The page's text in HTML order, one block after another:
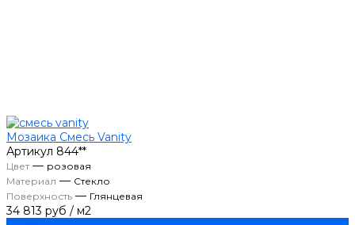
Мозаика Смесь Vanity
Артикул 844**
Цвет— розовая
Материал — Стекло
Поверхность — Глянцевая
34 813 руб / м2